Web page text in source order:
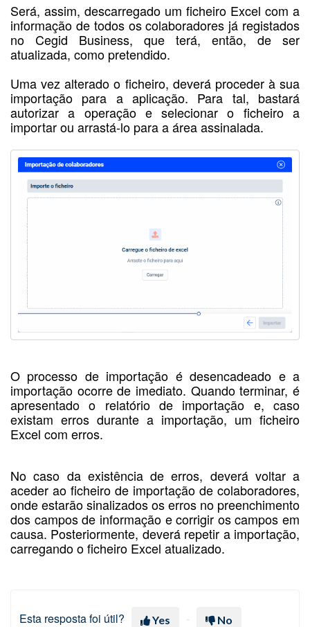
Será, assim, descarregado um ficheiro Excel com a
informação de todos os colaboradores já registados
no Cegid Business, que terá, então, de ser
atualizada, como pretendido.
Uma vez alterado o ficheiro, deverá proceder à sua
importação para a aplicação. Para tal, bastará
autorizar a operação e selecionar o ficheiro a
importar ou arrastá-lo para a área assinalada.
O processo de importação é desencadeado e a
importação ocorre de imediato. Quando terminar, é
apresentado o relatório de importação e, caso
existam erros durante a importação, um ficheiro
Excel com erros.
No caso da existência de erros, deverá voltar a
aceder ao ficheiro de importação de colaboradores,
onde estarão sinalizados os erros no preenchimento
dos campos de informação e corrigir os campos em
causa. Posteriormente, deverá repetir a importação,
carregando o ficheiro Excel atualizado.
Esta resposta foi útil? Yes No